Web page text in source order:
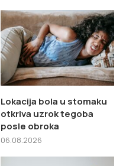
Lokacija bola u stomaku
otkriva uzrok tegoba
posle obroka
06.08.2026